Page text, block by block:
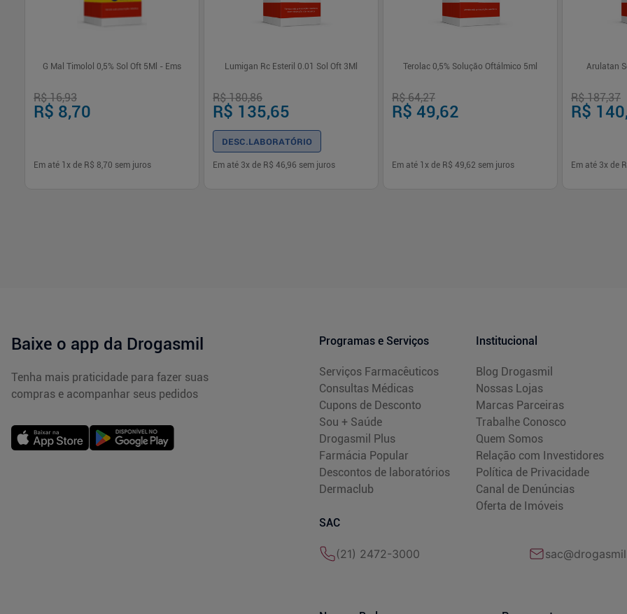
G Mal Timolol 0,5% Sol Oft 5Ml - Ems
R$ 16,93
R$ 8,70
Em até 1 x de R$ 8,70 sem juros
Lumigan Rc Esteril 0.01 Sol Oft 3Ml
R$ 180,86
R$ 135,65
DESC.LABORATÓRIO
Em até 3x de R$ 46,96 sem juros
Terolac 0,5% Solução Oftálmico 5ml
R$ 64,27
R$ 49,62
Em até 1 x de R$ 49,62 sem juros
Arulatan
R$ 187,37
R$
Em até 3x de
Baixe o app da Drogasmil
Tenha mais praticidade para fazer suas
compras e acompanhar seus pedidos
Programas e Serviços
Serviços Farmacêuticos
Consultas Médicas
Cupons de Desconto
Sou + Saúde
Drogasmil Plus
Farmácia Popular
Descontos de laboratórios
Dermaclub
Institucional
Blog Drogasmil
Nossas Lojas
Marcas Parceiras
Trabalhe Conosco
Quem Somos
Relação com Investidores
Política de Privacidade
Canal de Denúncias
Oferta de Imóveis
SAC
(21) 2472-3000